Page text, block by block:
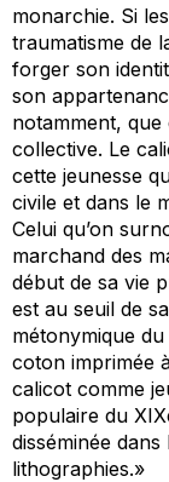
monarchie. Si
traumatisme de
forger son
son
notamment, que
collective. Le
cette jeunesse
civile et dans le
Celui qu’on
marchand des
début de sa vie
est au seuil de
métonymique
coton imprimée
calicot comme
populaire du
disséminée
lithographies.»